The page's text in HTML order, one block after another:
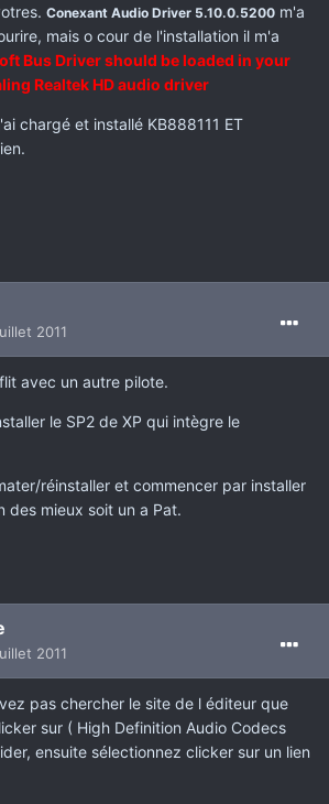
Conexant Audio Driver 5.10.0.5200 m'a
mais o cour de l'installation il m'a
Bus Driver should be loaded in your
Realtek HD audio driver
chargé et installé KB888111 ET
2011
avec un autre pilote.
le SP2 de XP qui intègre le
réinstaller et commencer par installer
des mieux soit un a Pat.
2011
pas chercher le site de l éditeur que
sur ( High Definition Audio Codecs
ensuite sélectionnez clicker sur un lien